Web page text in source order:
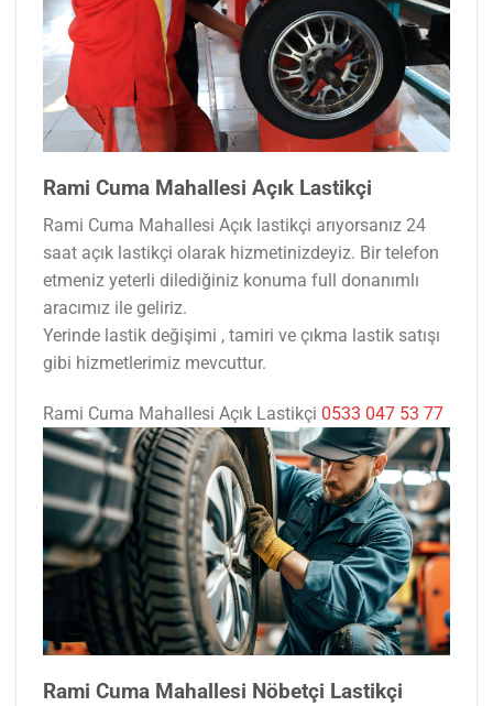
Rami Cuma Mahallesi Açık Lastikçi
Rami Cuma Mahallesi Açık lastikçi arıyorsanız 24
saat açık lastikçi olarak hizmetinizdeyiz. Bir telefon
etmeniz yeterli dilediğiniz konuma full donanımlı
aracımız ile geliriz.
Yerinde lastik değişimi , tamiri ve çıkma lastik satışı
gibi hizmetlerimiz mevcuttur.
Rami Cuma Mahallesi Açık Lastikçi 0533 047 53 77
Rami Cuma Mahallesi Nöbetçi Lastikçi